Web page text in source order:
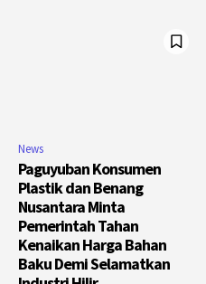
News
Paguyuban Konsumen
Plastik dan Benang
Nusantara Minta
Pemerintah Tahan
Kenaikan Harga Bahan
Baku Demi Selamatkan